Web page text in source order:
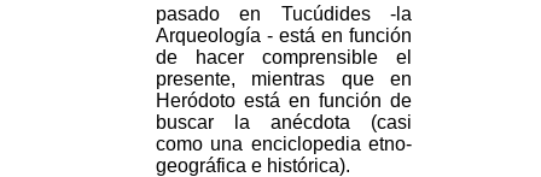
pasado en Tucúdides -la
Arqueología - está en función
de hacer comprensible el
presente, mientras que en
Heródoto está en función de
buscar la anécdota (casi
como una enciclopedia etno-
geográfica e histórica).